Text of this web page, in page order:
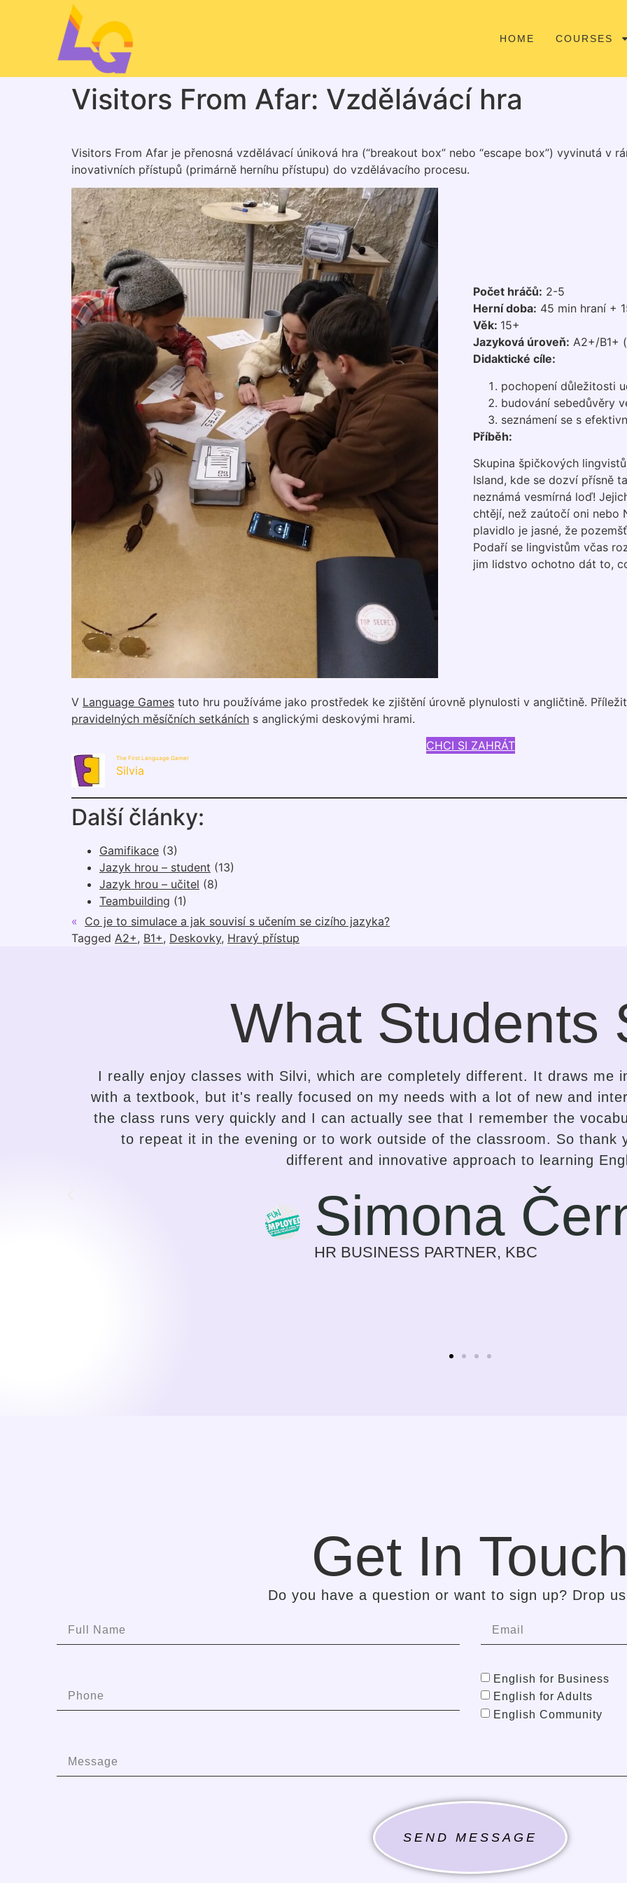
HOME COURSES
Visitors From Afar: Vzdělávácí hra
Visitors From Afar je přenosná vzdělávací úniková hra (“breakout box” nebo “escape box”) vyvinutá v
inovativních přístupů (primárně herníhu přístupu) do vzdělávacího procesu.
Počet hráčů: 2-5
Herní doba: 45 min hraní +
Věk: 15+
Jazyková úroveň: A2+/B1+
Didaktické cíle:
pochopení důležitosti
budování sebedůvěry
seznámení se s
Příběh:
Skupina špičkových
Island, kde se dozví přísně
neznámá vesmírná loď!
chtějí, než zaútočí oni nebo
plavidlo je jasné, že
Podaří se lingvistům včas
jim lidstvo ochotno dát to,
V Language Games tuto hru používáme jako prostředek ke zjištění úrovně plynulosti v angličtině.
pravidelných měsíčních setkáních s anglickými deskovými hrami.
CHCI SI ZAHRÁT
The First Language Gamer
Silvia
Další články:
Gamifikace (3)
Jazyk hrou – student (13)
Jazyk hrou – učitel (8)
Teambuilding (1)
« Co je to simulace a jak souvisí s učením se cizího jazyka?
Tagged A2+, B1+, Deskovky, Hravý přístup
What Students
It took me only a while to see the contrast in the approach of a language
attempts to learn English. Silvi is an insightful, gentle, kind-hearted,
the needs of the student and adapting the lessons delivery accordingly. I
the variety of lessons, and her proficiency to spark interest and
traditional language teaching, but a strong and inspiring effort on the part
motivating, I can feel my progress on myself every time we meet.
a duty, or a need for my work. Now it is a time I look
Sylvie
Get In Touch
Do you have a question or want to sign up? Drop
English for Business
English for Adults
English Community
SEND MESSAGE